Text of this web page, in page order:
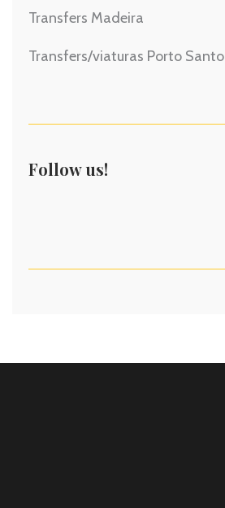
Transfers Madeira
Transfers/viaturas Porto Santo
Follow us!